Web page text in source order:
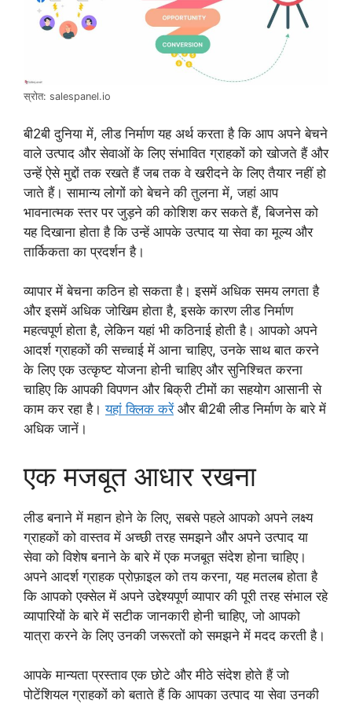
स्रोत: salespanel.io
बी2बी दुनिया में, लीड निर्माण यह अर्थ करता है कि आप अपने बेचने
वाले उत्पाद और सेवाओं के लिए संभावित ग्राहकों को खोजते हैं और
उन्हें ऐसे मुद्दों तक रखते हैं जब तक वे खरीदने के लिए तैयार नहीं हो
जाते हैं। सामान्य लोगों को बेचने की तुलना में, जहां आप
भावनात्मक स्तर पर जुड़ने की कोशिश कर सकते हैं, बिजनेस को
यह दिखाना होता है कि उन्हें आपके उत्पाद या सेवा का मूल्य और
तार्किकता का प्रदर्शन है।
व्यापार में बेचना कठिन हो सकता है। इसमें अधिक समय लगता है
और इसमें अधिक जोखिम होता है, इसके कारण लीड निर्माण
महत्वपूर्ण होता है, लेकिन यहां भी कठिनाई होती है। आपको अपने
आदर्श ग्राहकों की सच्चाई में आना चाहिए, उनके साथ बात करने
के लिए एक उत्कृष्ट योजना होनी चाहिए और सुनिश्चित करना
चाहिए कि आपकी विपणन और बिक्री टीमों का सहयोग आसानी से
काम कर रहा है।यहां क्लिक करेंऔर बी2बी लीड निर्माण के बारे में
अधिक जानें।
एक मजबूत आधार रखना
लीड बनाने में महान होने के लिए, सबसे पहले आपको अपने लक्ष्य
ग्राहकों को वास्तव में अच्छी तरह समझने और अपने उत्पाद या
सेवा को विशेष बनाने के बारे में एक मजबूत संदेश होना चाहिए।
अपने आदर्श ग्राहक प्रोफ़ाइल को तय करना, यह मतलब होता है
कि आपको एक्सेल में अपने उद्देश्यपूर्ण व्यापार की पूरी तरह संभाल रहे
व्यापारियों के बारे में सटीक जानकारी होनी चाहिए, जो आपको
यात्रा करने के लिए उनकी जरूरतों को समझने में मदद करती है।
आपके मान्यता प्रस्ताव एक छोटे और मीठे संदेश होते हैं जो
पोटेंशियल ग्राहकों को बताते हैं कि आपका उत्पाद या सेवा उनकी